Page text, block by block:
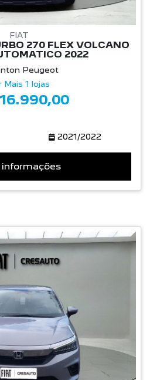
FIAT
270 FLEX VOLCANO
2022
Peugeot
Mais 1 lojas
2021/2022
informações